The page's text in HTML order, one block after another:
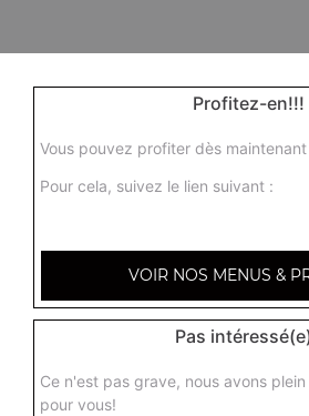
Profitez-en!!!
Vous pouvez profiter dès
Pour cela, suivez le lien suivant :
VOIR NOS MENUS &
Pas
Ce n'est pas grave, nous avons
pour vous!